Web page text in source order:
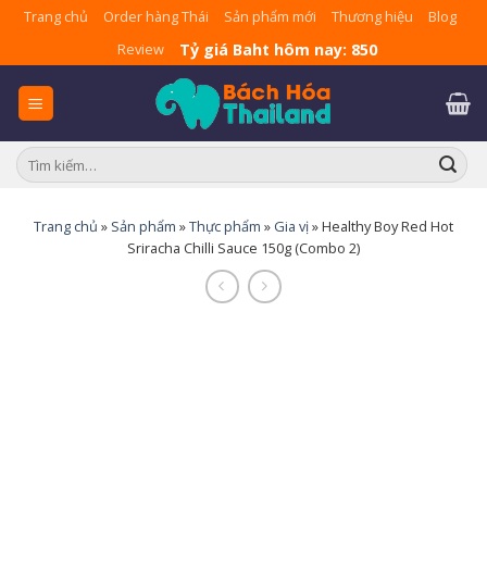
Skip
content
Trang chủ Order hàng Thái Sản phẩm mới Thương hiệu
Blog
Review
Tỷ giá Baht hôm nay: 850
Tìm
kiếm:
Trang chủ » Sản phẩm »Thực phẩm » Gia vị»Healthy Boy Red Hot
Sriracha Chilli Sauce 150g (Combo 2)